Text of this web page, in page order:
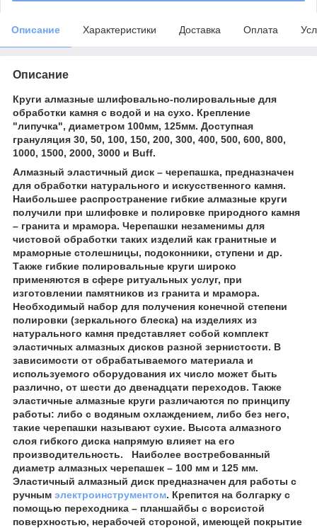
Описание Характеристики Доставка Оплата
Описание
Круги алмазные шлифовально-полировальные для
обработки камня с водой и на сухо. Крепление
"липучка", диаметром 100мм, 125мм. Доступная
грануляция 30, 50, 100, 150, 200, 300, 400, 500, 600, 800,
1000, 1500, 2000, 3000 и Buff.
Алмазный эластичный диск – черепашка, предназначен
для обработки натурального и искусственного камня.
Наибольшее распространение гибкие алмазные круги
получили при шлифовке и полировке природного камня
– гранита и мрамора. Черепашки незаменимы для
чистовой обработки таких изделий как гранитные и
мраморные столешницы, подоконники, ступени и др.
Также гибкие полировальные круги широко
применяются в сфере ритуальных услуг, при
изготовлении памятников из гранита и мрамора.
Необходимый набор для получения конечной степени
полировки (зеркального блеска) на изделиях из
натурального камня представляет собой комплект
эластичных алмазных дисков разной зернистости. В
зависимости от обрабатываемого материала и
используемого оборудования их число может быть
различно, от шести до двенадцати переходов. Также
эластичные алмазные круги различаются по принципу
работы: либо с водяным охлаждением, либо без него,
такие черепашки называют сухие. Высота алмазного
слоя гибкого диска напрямую влияет на его
производительность. Наиболее востребованный
диаметр алмазных черепашек – 100 мм и 125 мм.
Эластичный алмазный диск предназначен для работы с
ручным электроинструментом. Крепится на болгарку с
помощью переходника – планшайбы с ворсистой
поверхностью, нерабочей стороной, имеющей покрытие